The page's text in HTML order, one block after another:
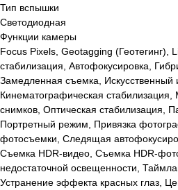
Тип вспышки
Светодиодная
Функции камеры
Focus Pixels, Geotagging (Геотегинг),
стабилизация, Автофокусировка,
Замедленная съемка, Искусственный
Кинематографическая
снимков, Оптическая стабилизация,
Портретный режим, Привязка
фотосъемки, Следящая
Съемка HDR-видео, Съемка HDR-
недостаточной освещенности,
Устранение эффекта красных глаз,